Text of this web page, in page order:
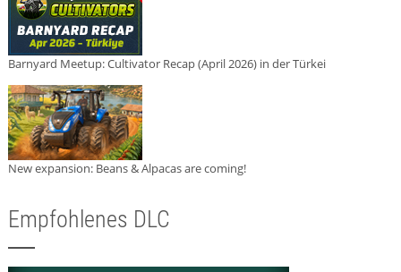
Barnyard Meetup: Cultivator Recap (April 2026) in der Türkei
New expansion: Beans & Alpacas are coming!
Empfohlenes DLC